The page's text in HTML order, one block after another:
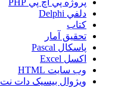
پروژه پي اچ پي PHP
دلفي Delphi
کتاب
تحقيق آمار
پاسکال Pascal
اکسل Excel
وب سايت HTML
ويژوال بيسيک دات نت VB.Net